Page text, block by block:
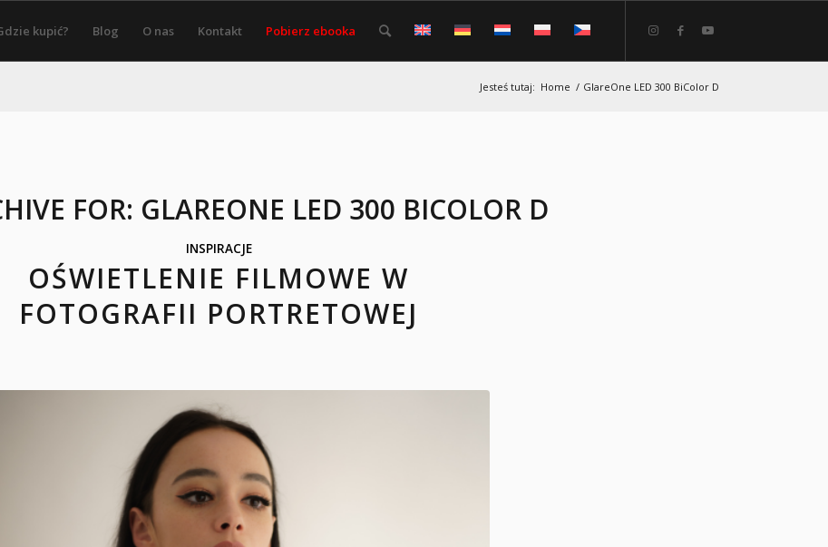
kupić? Blog O nas Kontakt Pobierz ebooka
Jesteś tutaj: Home / GlareOne LED 300 BiColor D
FOR: GLAREONE LED 300 BICOLOR D
INSPIRACJE
OŚWIETLENIE FILMOWE W
FOTOGRAFII PORTRETOWEJ